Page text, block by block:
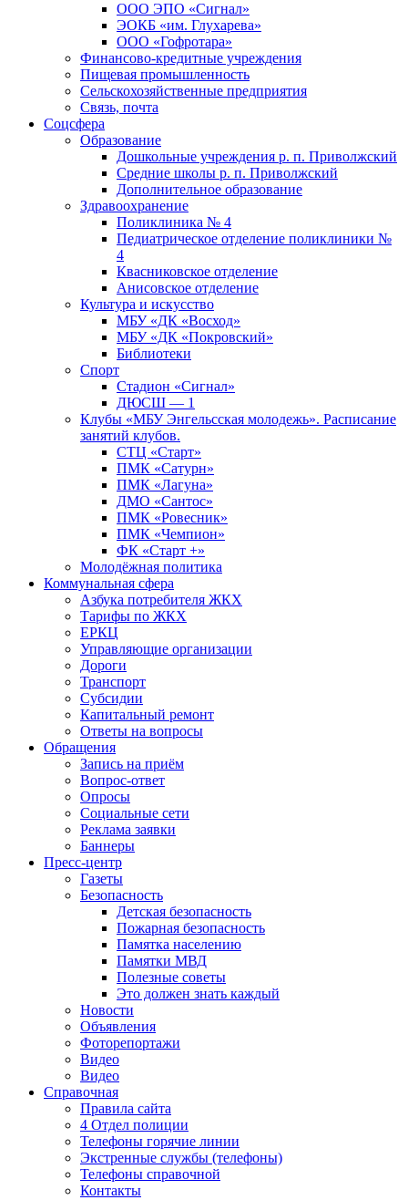
ООО ЭПО «Сигнал»
ЭОКБ «им. Глухарева»
ООО «Гофротара»
Финансово-кредитные учреждения
Пищевая промышленность
Сельскохозяйственные предприятия
Связь, почта
Соцсфера
Образование
Дошкольные учреждения р. п. Приволжский
Средние школы р. п. Приволжский
Дополнительное образование
Здравоохранение
Поликлиника № 4
Педиатрическое отделение поликлиники №
4
Квасниковское отделение
Анисовское отделение
Культура и искусство
МБУ «ДК «Восход»
МБУ «ДК «Покровский»
Библиотеки
Спорт
Стадион «Сигнал»
ДЮСШ — 1
Клубы «МБУ Энгельсская молодежь». Расписание
занятий клубов.
СТЦ «Старт»
ПМК «Сатурн»
ПМК «Лагуна»
ДМО «Сантос»
ПМК «Ровесник»
ПМК «Чемпион»
ФК «Старт +»
Молодёжная политика
Коммунальная сфера
Азбука потребителя ЖКХ
Тарифы по ЖКХ
ЕРКЦ
Управляющие организации
Дороги
Транспорт
Субсидии
Капитальный ремонт
Ответы на вопросы
Обращения
Запись на приём
Вопрос-ответ
Опросы
Социальные сети
Реклама заявки
Баннеры
Пресс-центр
Газеты
Безопасность
Детская безопасность
Пожарная безопасность
Памятка населению
Памятки МВД
Полезные советы
Это должен знать каждый
Новости
Объявления
Фоторепортажи
Видео
Видео
Справочная
Правила сайта
4 Отдел полиции
Телефоны горячие линии
Экстренные службы (телефоны)
Телефоны справочной
Контакты